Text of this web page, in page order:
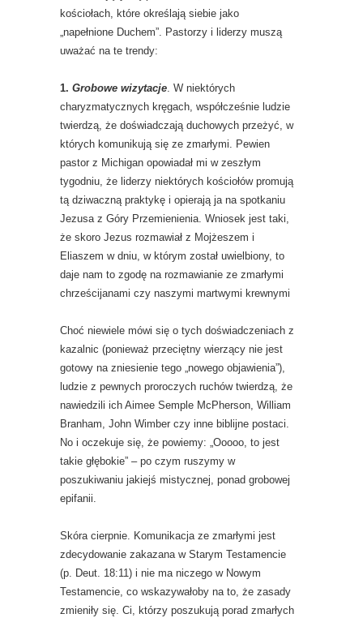
kościołach, które określają siebie jako
„napełnione Duchem”. Pastorzy i liderzy muszą
uważać na te trendy:
1. Grobowe wizytacje. W niektórych
charyzmatycznych kręgach, współcześnie ludzie
twierdzą, że doświadczają duchowych przeżyć, w
których komunikują się ze zmarłymi. Pewien
pastor z Michigan opowiadał mi w zeszłym
tygodniu, że liderzy niektórych kościołów promują
tą dziwaczną praktykę i opierają ja na spotkaniu
Jezusa z Góry Przemienienia. Wniosek jest taki,
że skoro Jezus rozmawiał z Mojżeszem i
Eliaszem w dniu, w którym został uwielbiony, to
daje nam to zgodę na rozmawianie ze zmarłymi
chrześcijanami czy naszymi martwymi krewnymi
Choć niewiele mówi się o tych doświadczeniach z
kazalnic (ponieważ przeciętny wierzący nie jest
gotowy na zniesienie tego „nowego objawienia”),
ludzie z pewnych proroczych ruchów twierdzą, że
nawiedzili ich Aimee Semple McPherson, William
Branham, John Wimber czy inne biblijne postaci.
No i oczekuje się, że powiemy: „Ooooo, to jest
takie głębokie” – po czym ruszymy w
poszukiwaniu jakiejś mistycznej, ponad grobowej
epifanii.
Skóra cierpnie. Komunikacja ze zmarłymi jest
zdecydowanie zakazana w Starym Testamencie
(p. Deut. 18:11) i nie ma niczego w Nowym
Testamencie, co wskazywałoby na to, że zasady
zmieniły się. Ci, którzy poszukują porad zmarłych